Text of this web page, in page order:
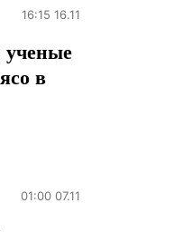
16:15 16.11
ученые
в
01:00 07.11